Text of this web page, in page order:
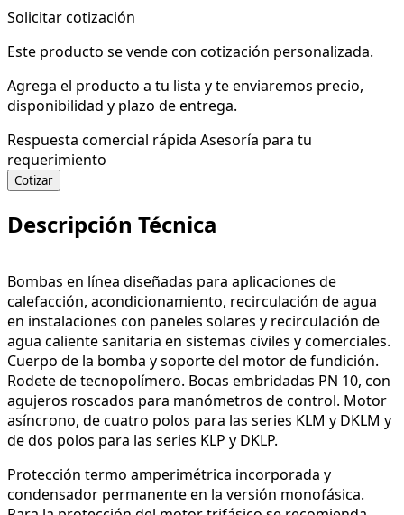
Solicitar cotización
Este producto se vende con cotización personalizada.
Agrega el producto a tu lista y te enviaremos precio,
disponibilidad y plazo de entrega.
Respuesta comercial rápida Asesoría para tu
requerimiento
Cotizar
Descripción Técnica
Bombas en línea diseñadas para aplicaciones de
calefacción, acondicionamiento, recirculación de agua
en instalaciones con paneles solares y recirculación de
agua caliente sanitaria en sistemas civiles y comerciales.
Cuerpo de la bomba y soporte del motor de fundición.
Rodete de tecnopolímero. Bocas embridadas PN 10, con
agujeros roscados para manómetros de control. Motor
asíncrono, de cuatro polos para las series KLM y DKLM y
de dos polos para las series KLP y DKLP.
Protección termo amperimétrica incorporada y
condensador permanente en la versión monofásica.